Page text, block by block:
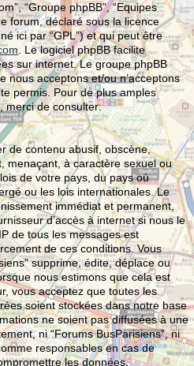
“Groupe phpBB”, “Equipes
forum, déclaré sous la licence
ici par “GPL”) et qui peut être
. Le logiciel phpBB facilite
sur internet. Le groupe phpBB
nous acceptons et/ou n’acceptons
permis. Pour de plus amples
merci de consulter:
de contenu abusif, obscène,
menaçant, à caractère sexuel ou
de votre pays, du pays où
ou les lois internationales. Le
immédiat et permanent,
d’accès à internet si nous le
de tous les messages est
de ces conditions. Vous
supprime, édite, déplace ou
nous estimons que cela est
vous acceptez que toutes les
soient stockées dans notre base
ne soient pas diffusées à une
ni “Forums BusParisiens”, ni
responsables en cas de
les données.